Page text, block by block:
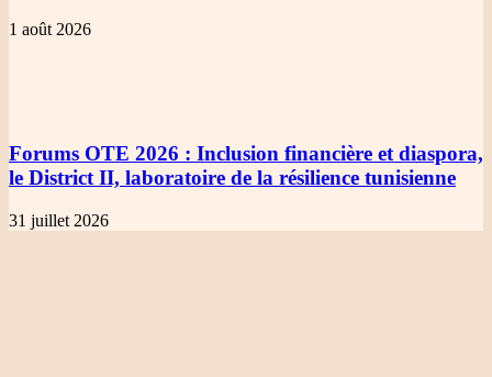
1 août 2026
Forums OTE 2026 : Inclusion financière et diaspora,
le District II, laboratoire de la résilience tunisienne
31 juillet 2026